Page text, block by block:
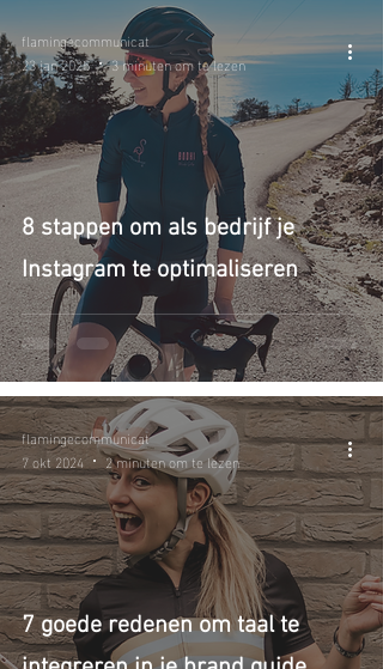
8 stappen om als bedrijf je
Instagram te optimaliseren
flamingecommunicat
23 jan 2025
3 minuten om te lezen
7 goede redenen om taal te
flamingecommunicat
7 okt 2024
2 minuten om te lezen